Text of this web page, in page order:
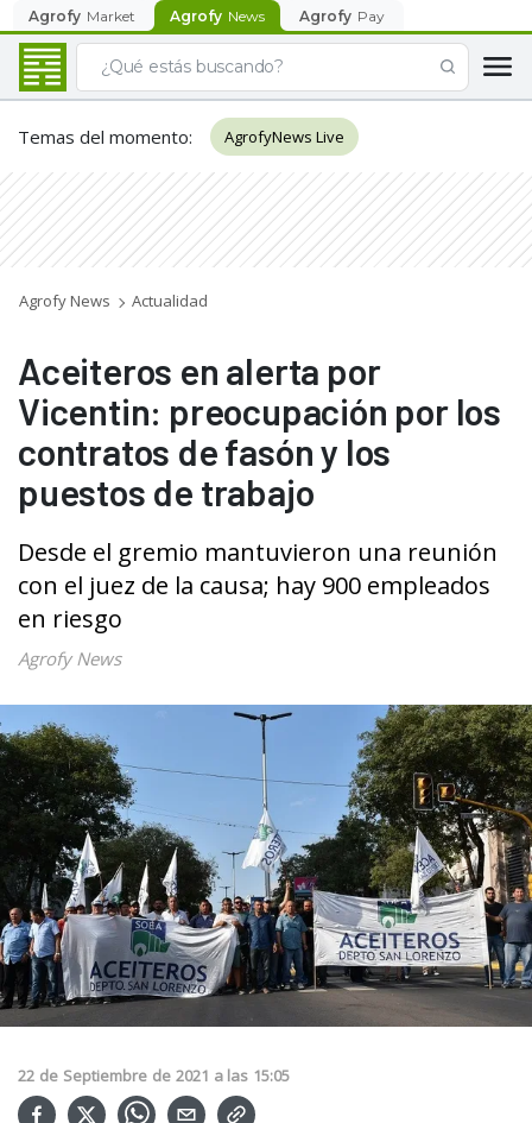
Agrofy Market Agrofy News Agrofy Pay
Temas del momento: AgrofyNews Live
Agrofy News Actualidad
Aceiteros en alerta por
Vicentin: preocupación por los
contratos de fasón y los
puestos de trabajo
Desde el gremio mantuvieron una reunión
con el juez de la causa; hay 900 empleados
en riesgo
Agrofy News
22 de Septiembre de 2021 a las 15:05